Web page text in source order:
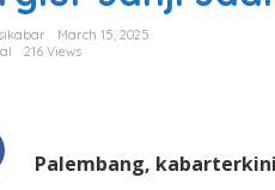
a
d
m
b
March 15, 2025
216 Views
Palembang,